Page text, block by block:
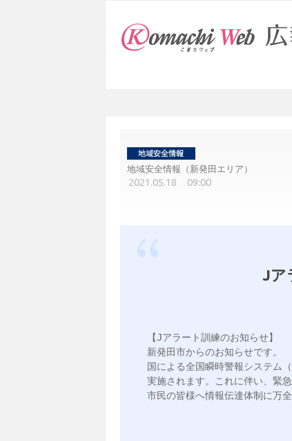
地域安全情報（新発田エリア）
2021.05.18 09:00
Jア
【Jアラート訓練のお知らせ】
新発田市からのお知らせです。
国による全国瞬時警報システム
実施されます。これに伴い、緊
市民の皆様へ情報伝達体制に万